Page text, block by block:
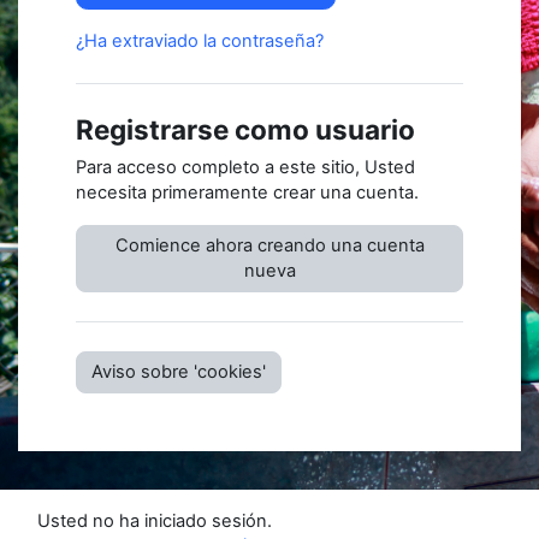
¿Ha extraviado la contraseña?
Registrarse como usuario
Para acceso completo a este sitio, Usted
necesita primeramente crear una cuenta.
Comience ahora creando una cuenta
nueva
Aviso sobre 'cookies'
Usted no ha iniciado sesión.